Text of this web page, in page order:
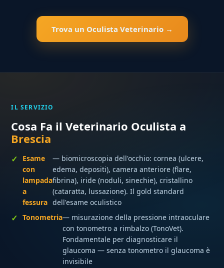
Trova un Oculista Veterinario →
IL SERVIZIO
Cosa Fa il Veterinario Oculista a
Brescia
Esame
con
lampada
a
fessura
— biomicroscopia dell'occhio: cornea (ulcere,
edema, depositi), camera anteriore (flare,
fibrina), iride (noduli, sinechie), cristallino
(cataratta, lussazione). Il gold standard
dell'esame oculistico
Tonometria— misurazione della pressione intraoculare
con tonometro a rimbalzo (TonoVet).
Fondamentale per diagnosticare il
glaucoma — senza tonometro il glaucoma è
invisibile